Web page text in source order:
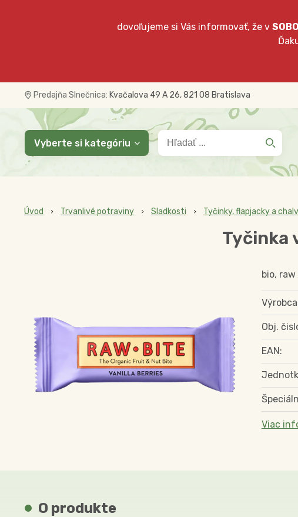
dovoľujeme si Vás informovať, že v
Predajňa Slnečnica: Kvačalova 49 A 26, 821 08 Bratislava
Úvod Trvanlivé potraviny Sladkosti Tyčinky, flapjacky a
Tyčinka
bio,
Obj.
EAN:
Viac
O produkte
Vyberte si kategóriu